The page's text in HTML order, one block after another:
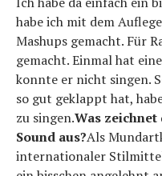
habe ich mit dem
Mashups gemacht. Für
gemacht. Einmal hat
konnte er nicht singen.
so gut geklappt hat,
zu singen.Was
Sound aus?Als
internationaler